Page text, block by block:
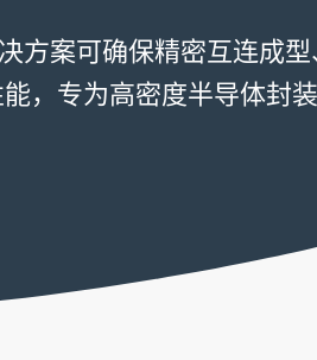
方案可确保精密互连成
，专为高密度半导体封